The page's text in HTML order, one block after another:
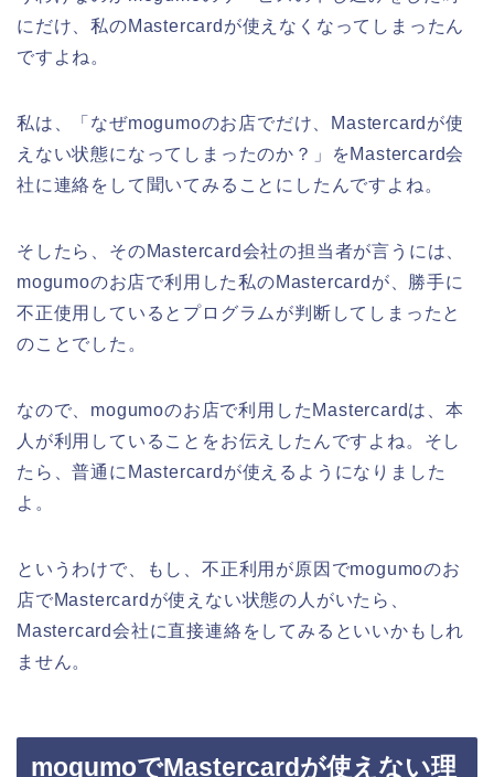
にだけ、私のMastercardが使えなくなってしまったん
ですよね。
私は、「なぜmogumoのお店でだけ、Mastercardが使
えない状態になってしまったのか？」をMastercard会
社に連絡をして聞いてみることにしたんですよね。
そしたら、そのMastercard会社の担当者が言うには、
mogumoのお店で利用した私のMastercardが、勝手に
不正使用しているとプログラムが判断してしまったと
のことでした。
なので、mogumoのお店で利用したMastercardは、本
人が利用していることをお伝えしたんですよね。そし
たら、普通にMastercardが使えるようになりました
よ。
というわけで、もし、不正利用が原因でmogumoのお
店でMastercardが使えない状態の人がいたら、
Mastercard会社に直接連絡をしてみるといいかもしれ
ません。
mogumoでMastercardが使えない理